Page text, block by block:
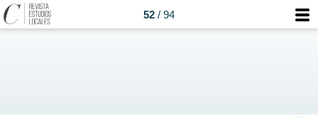
52 / 94